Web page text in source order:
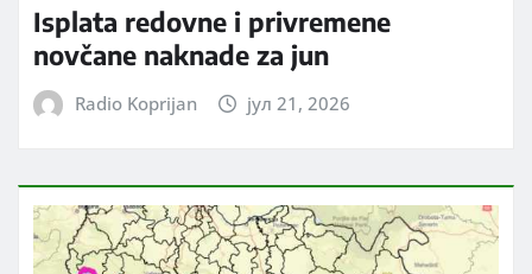
Isplata redovne i privremene
novčane naknade za jun
Radio Koprijan јул 21, 2026